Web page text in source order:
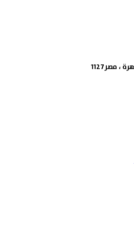
، مصر1127